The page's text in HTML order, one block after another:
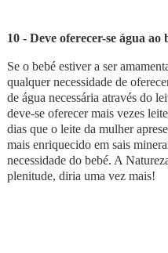
10 - Deve oferecer-se água ao
Se o bebé estiver a ser
qualquer necessidade de
de água necessária através do
deve-se oferecer mais vezes
dias que o leite da mulher
mais enriquecido em sais
necessidade do bebé. A
plenitude, diria uma vez mais!